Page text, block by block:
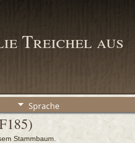
Treichel aus
Sprache
Stammbaum.